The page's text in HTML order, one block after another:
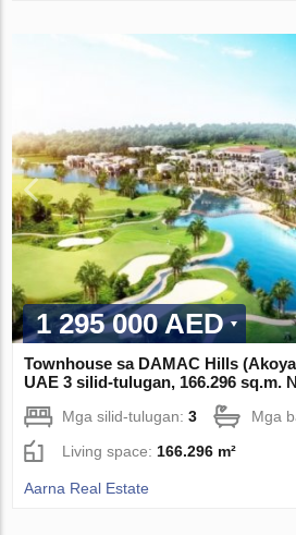
1 295 000 AED
Townhouse sa DAMAC Hills
UAE 3 silid-tulugan, 166.296 sq.m.
Mga silid-tulugan:3 Mga
Living space: 166.296 m²
Aarna Real Estate